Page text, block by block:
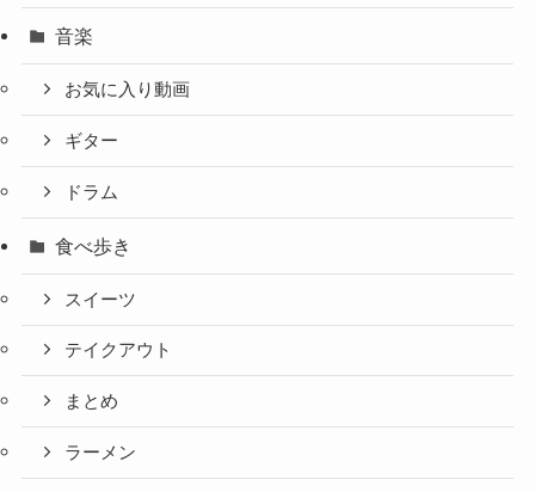
音楽
お気に入り動画
ギター
ドラム
食べ歩き
スイーツ
テイクアウト
まとめ
ラーメン